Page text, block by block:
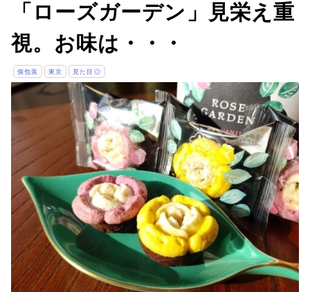
「ローズガーデン」見栄え重
視。お味は・・・
個包装 東京 見た目◎